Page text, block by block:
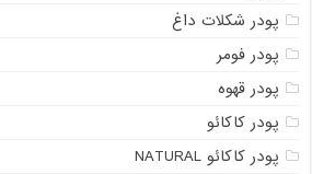
پودر شکلات داغ
پودر فومر
پودر قهوه
پودر کاکائو
پودر کاکائو NATURAL